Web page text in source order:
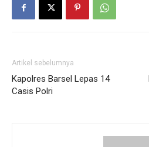
Artikel sebelumnya
Kapolres Barsel Lepas 14
Casis Polri